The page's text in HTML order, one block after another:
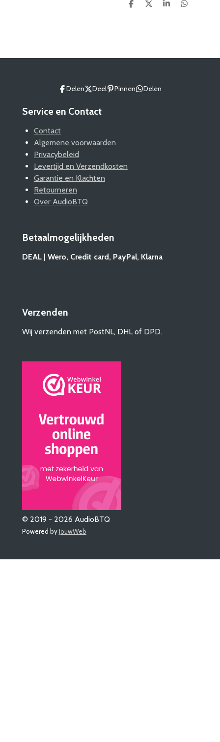
D
D
S
D
Delen Deel Pinnen Delen
Service en Contact
Contact
Algemene voorwaarden
Privacybeleid
Levertijd en Verzendkosten
Garantie en Klachten
Retourneren
Over AudioBTQ
Betaalmogelijkheden
DEAL | Wero, Credit card, PayPal, Klarna
Verzenden
Wij verzenden met PostNL, DHL of DPD.
© 2019 - 2026 AudioBTQ
Powered byJouwWeb